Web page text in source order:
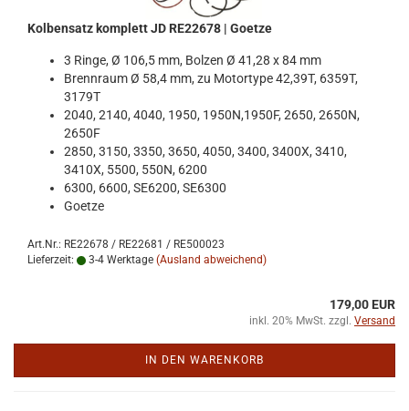
Kol­ben­satz kom­plett JD RE22678 | Goet­ze
3 Ringe, Ø 106,5 mm, Bol­zen Ø 41,28 x 84 mm
Brenn­raum Ø 58,4 mm, zu Mo­tor­ty­pe 42,39T, 6359T,
3179T
2040, 2140, 4040, 1950, 1950N,1950F, 2650, 2650N,
2650F
2850, 3150, 3350, 3650, 4050, 3400, 3400X, 3410,
3410X, 5500, 550N, 6200
6300, 6600, SE6200, SE6300
Goet­ze
Art.Nr.: RE22678 / RE22681 / RE500023
Lieferzeit:
3-4 Werktage (Ausland abweichend)
179,00 EUR
inkl. 20% MwSt. zzgl. Versand
IN DEN WARENKORB